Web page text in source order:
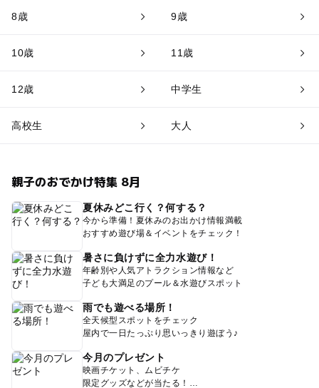
8歳 9歳
10歳 11歳
12歳 中学生
高校生 大人
親子のおでかけ特集 8月
夏休みどこ行く？何する？
今から準備！夏休みのお出かけ情報満載
おすすめ遊び場＆イベントをチェック！
暑さに負けずに全力水遊び！
年齢別や人気アトラクション情報など
子ども大満足のプール＆水遊びスポット
雨でも遊べる場所！
全天候型スポットをチェック
屋内で一日たっぷり思いっきり遊ぼう♪
今月のプレゼント
映画チケット、ムビチケ
限定グッズなどが当たる！